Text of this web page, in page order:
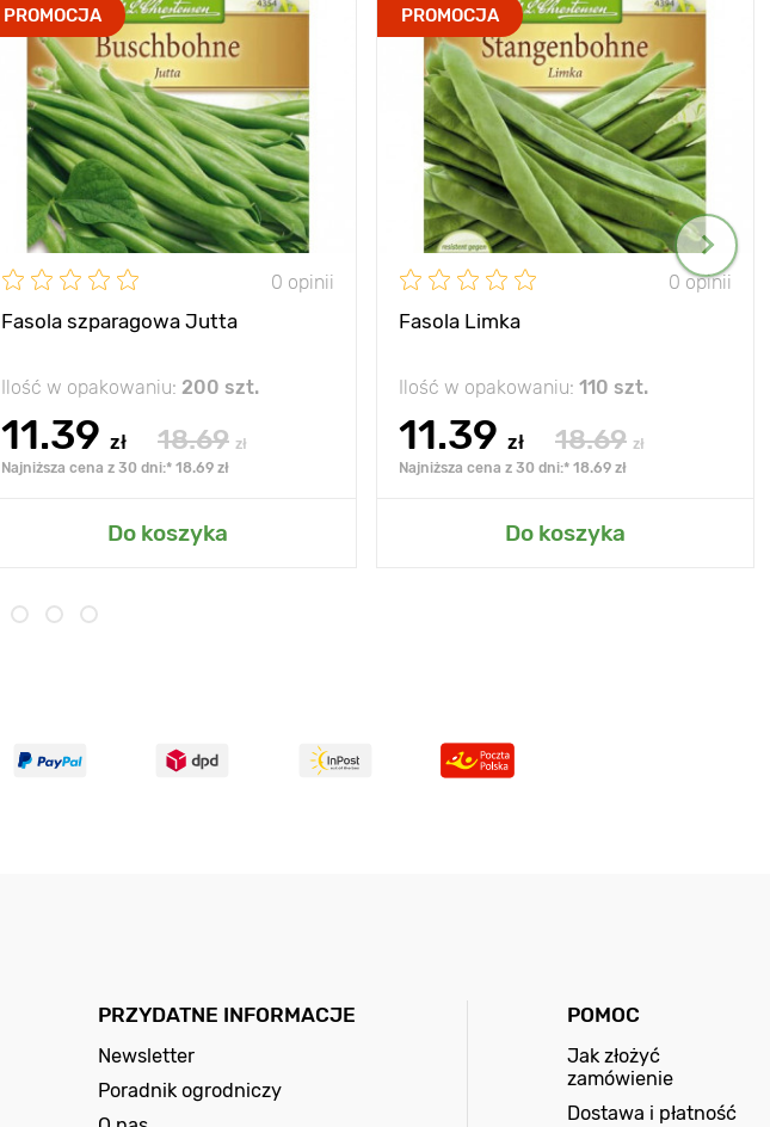
PROMOCJA
0 opinii
Fasola szparagowa Jutta
Ilość w opakowaniu: 200 szt.
11.39 zł 18.69 zł
Najniższa cena z 30 dni:* 18.69 zł
Do koszyka
PROMOCJA
0 opinii
Fasola Limka
Ilość w opakowaniu: 110 szt.
11.39 zł 18.69 zł
Najniższa cena z 30 dni:* 18.69 zł
Do koszyka
PRZYDATNE INFORMACJE
Newsletter
Poradnik ogrodniczy
POMOC
Jak złożyć
zamówienie
Dostawa i płatność